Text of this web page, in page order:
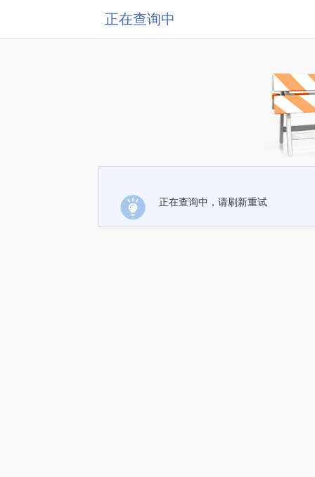
正在查询中
正在查询中，请刷新重试